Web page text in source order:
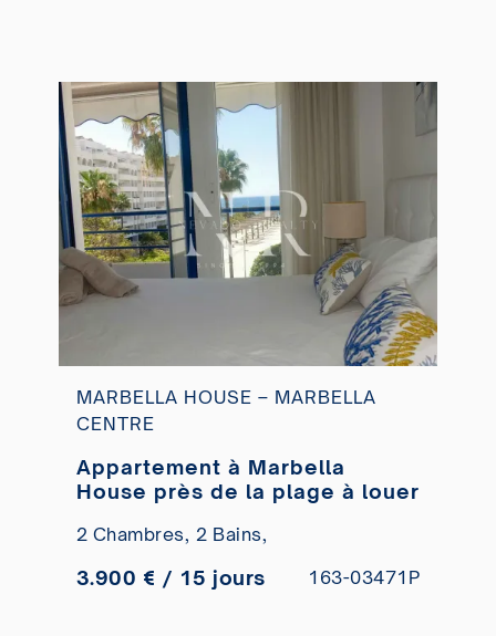
MARBELLA HOUSE – MARBELLA
CENTRE
Appartement à Marbella
House près de la plage à louer
2 Chambres, 2 Bains,
3.900 € / 15 jours 163-03471P